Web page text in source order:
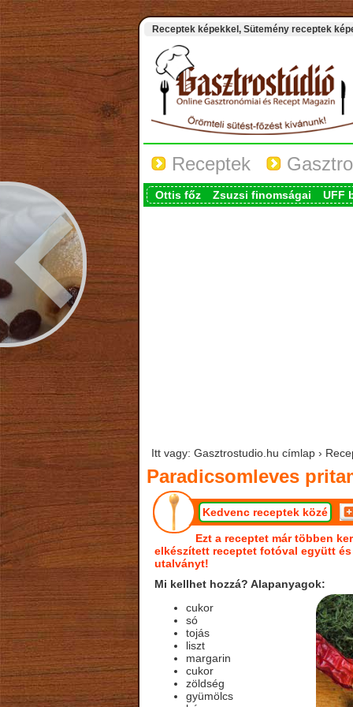
Receptek képekkel, Sütemény receptek
Receptek
Ottis főz Zsuzsi finomságai UFF
Itt vagy: Gasztrostudio.hu címlap ›
Paradicsomleves
Kedvenc receptek közé
Ezt a receptet már többen
elkészített receptet fotóval együtt
utalványt!
Mi kellhet hozzá? Alapanyagok:
cukor
só
tojás
liszt
margarin
cukor
zöldség
gyümölcs